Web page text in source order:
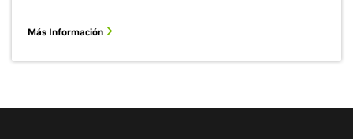
automatización industrial y cómo se desarrollará,
Vea el Video
Más Información